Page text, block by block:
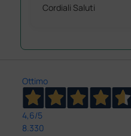
Cordiali Saluti
Ottimo
4,6/5
8.330